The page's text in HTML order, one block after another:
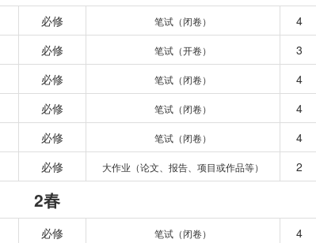
必修 笔试（闭卷） 4
必修 笔试（开卷） 3
必修 笔试（闭卷） 4
必修 笔试（闭卷） 4
必修 笔试（闭卷） 4
必修 大作业（论文、报告、项目或作品等） 2
2春
必修 笔试（闭卷） 4